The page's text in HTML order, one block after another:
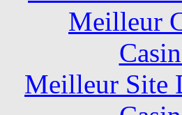
Meilleur
Meilleur Site